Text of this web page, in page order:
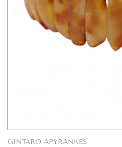
GINTARO APYRANKĖS